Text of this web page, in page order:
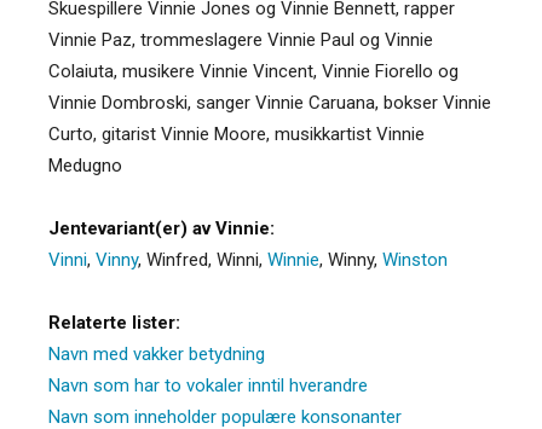
Skuespillere Vinnie Jones og Vinnie Bennett, rapper
Vinnie Paz, trommeslagere Vinnie Paul og Vinnie
Colaiuta, musikere Vinnie Vincent, Vinnie Fiorello og
Vinnie Dombroski, sanger Vinnie Caruana, bokser Vinnie
Curto, gitarist Vinnie Moore, musikkartist Vinnie
Medugno
Jentevariant(er) av Vinnie:
Vinni, Vinny, Winfred, Winni, Winnie, Winny, Winston
Relaterte lister:
Navn med vakker betydning
Navn som har to vokaler inntil hverandre
Navn som inneholder populære konsonanter